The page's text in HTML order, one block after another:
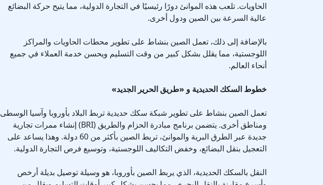
الحاويات. تلعب هذه الموانئ دورًا رئيسيًا في التجارة الدولية، مما يتيح حركة البضائع
عالية السرعة بين الصين ودول أخرى.
بالإضافة إلى ذلك، تعمل الصين بنشاط على تطوير محطات الحاويات والمراكز
اللوجستية، مما يقلل بشكل كبير من وقت التسليم ويحسن خدمة العملاء في جميع
أنحاء العالم.
خطوط السكك الحديدية و «طريق الحرير الجديد»
تعمل الصين بنشاط على تطوير شبكة سكك حديدية تربط البلاد بأوروبا وآسيا الوسطى
ومناطق أخرى. يتضمن برنامج مبادرة الحزام والطريق (BRI) إنشاء ممرات تجارية
جديدة عبر الطرق البرية والموانئ، تربط الصين بأكثر من 60 دولة. وهذا يساعد على
التعجيل بنقل البضائع، وخفض التكاليف اللوجستية، وتوسيع فرص التجارة الدولية.
النقل بالسكك الحديدية، الذي يربط الصين بأوروبا، هو وسيلة توصيل بديلة أرخص